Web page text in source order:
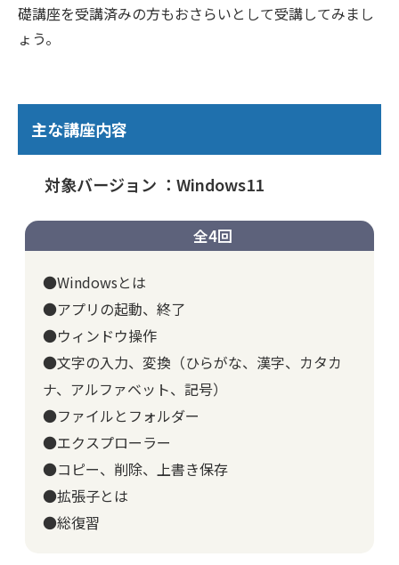
礎講座を受講済みの方もおさらいとして受講してみまし
ょう。
主な講座内容
対象バージョン ：Windows11
全4回
●Windowsとは
●アプリの起動、終了
●ウィンドウ操作
●文字の入力、変換（ひらがな、漢字、カタカ
ナ、アルファベット、記号）
●ファイルとフォルダー
●エクスプローラー
●コピー、削除、上書き保存
●拡張子とは
●総復習